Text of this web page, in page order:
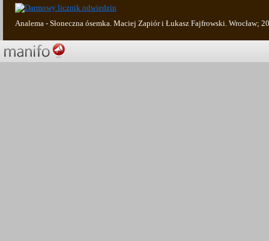
Analema - Słoneczna ósemka. Maciej Zapiór i Łukasz Fajfrowski. Wrocław;